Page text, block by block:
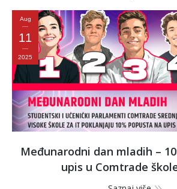
Aug
11
2025
Međunarodni dan mladih –
upis u Comtrade